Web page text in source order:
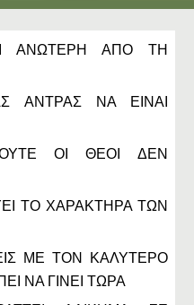
ΑΝΩΤΕΡΗ ΑΠΟ ΤΗ
ΑΝΤΡΑΣ ΝΑ ΕΙΝΑΙ
ΟΙ ΘΕΟΙ ΔΕΝ
ΤΟ ΧΑΡΑΚΤΗΡΑ ΤΩΝ
ΜΕ ΤΟΝ ΚΑΛΥΤΕΡΟ
ΝΑ ΓΙΝΕΙ ΤΩΡΑ